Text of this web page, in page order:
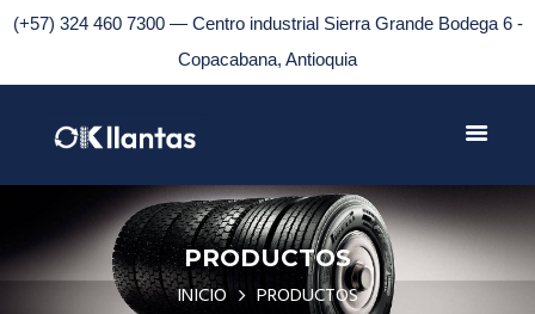
(+57) 324 460 7300 — Centro industrial Sierra Grande Bodega 6 -
Copacabana, Antioquia
PRODUCTOS
INICIO PRODUCTOS